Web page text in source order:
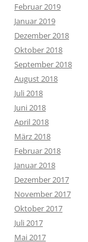
Februar 2019
Januar 2019
Dezember 2018
Oktober 2018
September 2018
August 2018
Juli 2018
Juni 2018
April 2018
März 2018
Februar 2018
Januar 2018
Dezember 2017
November 2017
Oktober 2017
Juli 2017
Mai 2017